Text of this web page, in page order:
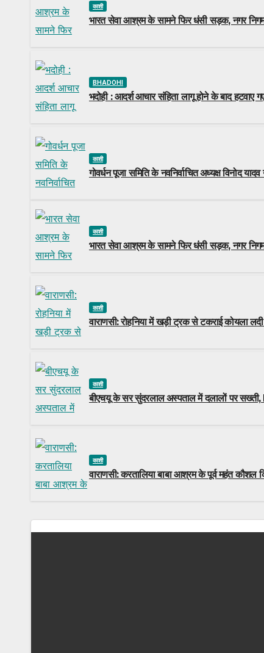
काशी
भारत सेवा आश्रम के सामने फिर धंसी सड़क, नगर
BHADOHI
भदोही : आदर्श आचार संहिता लागू होने के बाद हटवाए
काशी
गोवर्धन पूजा समिति के नवनिर्वाचित अध्यक्ष विनोद
काशी
भारत सेवा आश्रम के सामने फिर धंसी सड़क, नगर
काशी
वाराणसी: रोहनिया में खड़ी ट्रक से टकराई कोयला
काशी
बीएचयू के सर सुंदरलाल अस्पताल में दलालों पर सख्ती,
काशी
वाराणसी: करतालिया बाबा आश्रम के पूर्व महंत कौशल